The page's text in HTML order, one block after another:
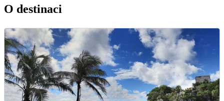
O destinaci